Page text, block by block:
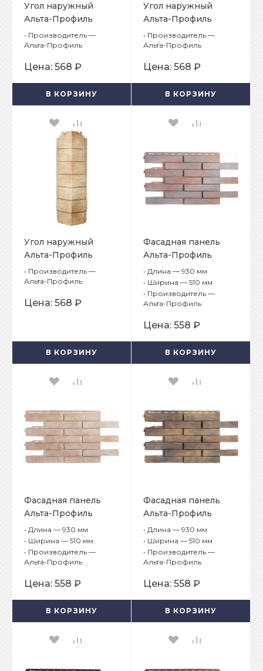
Угол наружный
Альта-Профиль
Ригель Немецкий 04
• Производитель —
Альта-Профиль
Цена: 568 ₽
В КОРЗИНУ
Угол наружный
Альта-Профиль
Ригель Немецкий 05
• Производитель —
Альта-Профиль
Цена: 568 ₽
В КОРЗИНУ
Угол наружный
Альта-Профиль
Ригель Немецкий 06
• Производитель —
Альта-Профиль
Цена: 568 ₽
В КОРЗИНУ
Фасадная панель
Альта-Профиль
Ригель Немецкий 01
• Длина — 930 мм
• Ширина — 510 мм
• Производитель —
Альта-Профиль
Цена: 558 ₽
В КОРЗИНУ
Фасадная панель
Альта-Профиль
Ригель Немецкий 02
• Длина — 930 мм
• Ширина — 510 мм
• Производитель —
Альта-Профиль
Цена: 558 ₽
В КОРЗИНУ
Фасадная панель
Альта-Профиль
Ригель Немецкий 03
• Длина — 930 мм
• Ширина — 510 мм
• Производитель —
Альта-Профиль
Цена: 558 ₽
В КОРЗИНУ